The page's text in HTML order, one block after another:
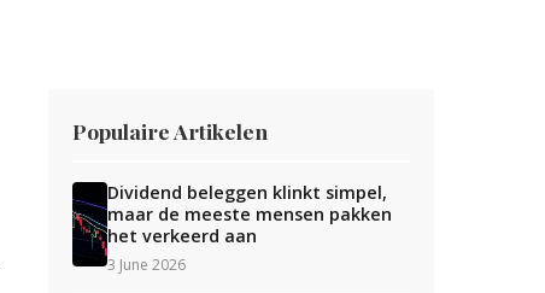
Populaire Artikelen
Dividend beleggen klinkt simpel,
maar de meeste mensen pakken
het verkeerd aan
3 June 2026